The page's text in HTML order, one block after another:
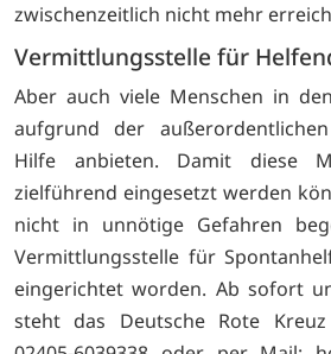
zwischenzeitlich nicht mehr
Vermittlungsstelle für
Aber auch viele Menschen in
aufgrund der
Hilfe anbieten. Damit diese
zielführend eingesetzt werden
nicht in unnötige Gefahren
Vermittlungsstelle für
eingerichtet worden. Ab sofort
steht das Deutsche Rote